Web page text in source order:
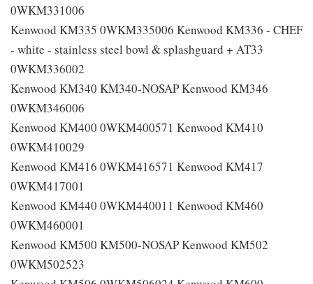
0WKM331006
Kenwood KM335 0WKM335006 Kenwood KM336 - CHEF
- white - stainless steel bowl & splashguard + AT33
0WKM336002
Kenwood KM340 KM340-NOSAP Kenwood KM346
0WKM346006
Kenwood KM400 0WKM400571 Kenwood KM410
0WKM410029
Kenwood KM416 0WKM416571 Kenwood KM417
0WKM417001
Kenwood KM440 0WKM440011 Kenwood KM460
0WKM460001
Kenwood KM500 KM500-NOSAP Kenwood KM502
0WKM502523